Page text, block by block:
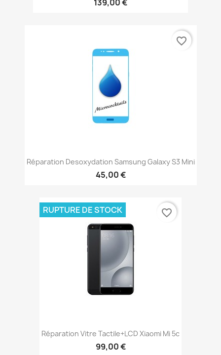
139,00 €
Réparation Desoxydation Samsung Galaxy S3 Mini
45,00 €
favorite_border
Réparation Vitre Tactile+LCD Xiaomi Mi 5c
99,00 €
RUPTURE DE STOCK favorite_border